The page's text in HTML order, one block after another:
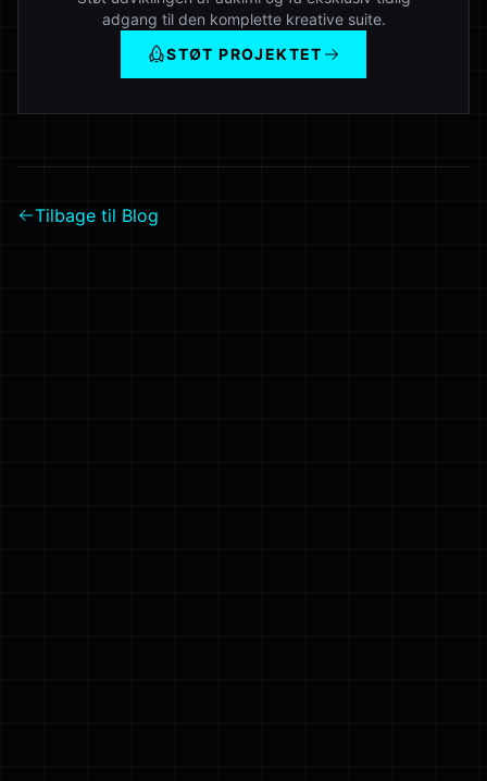
adgang til den komplette kreative suite.
STØT PROJEKTET
Tilbage til Blog